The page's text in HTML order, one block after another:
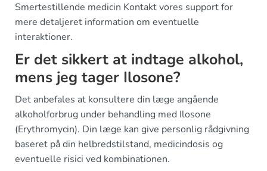
Smertestillende medicin Kontakt vores support for
mere detaljeret information om eventuelle
interaktioner.
Er det sikkert at indtage alkohol,
mens jeg tager Ilosone?
Det anbefales at konsultere din læge angående
alkoholforbrug under behandling med Ilosone
(Erythromycin). Din læge kan give personlig rådgivning
baseret på din helbredstilstand, medicindosis og
eventuelle risici ved kombinationen.